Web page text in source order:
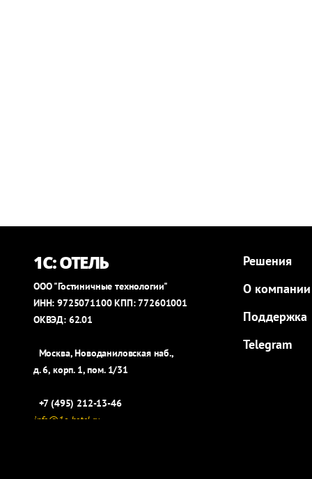
1С: ОТЕЛЬ
ООО "Гостиничные технологии"
ИНН: 9725071100 КПП: 772601001
ОКВЭД: 62.01
Москва, Новоданиловская наб.,
д. 6, корп. 1, пом. 1/31
+7 (495) 212-13-46
info@1c-hotel.ru
Решения
О компании
Поддержка
Telegram